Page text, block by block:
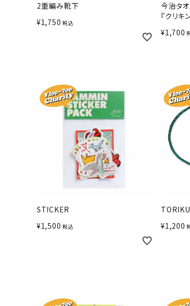
2重編み靴下
¥1,750 税込
今治タ
『クリキ
¥1,700
STICKER
¥1,500 税込
¥1,200